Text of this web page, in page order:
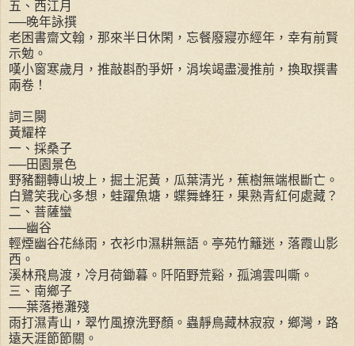
五、西江月
──晚年詠撰
老困書齋文翰，那來半日休閑，忘餐廢寢亦經年，幸有前賢
示勉。
嘆小窗寒歲月，推敲斟酌爭妍，涓埃竭盡漫推前，換取撰書
兩卷！
詞三闋
黃耀梓
一、採桑子
──田園景色
野豬翻轉山坡上，掘土泥黃，瓜葉清光，蕉樹無端根斷亡。
白鷺笑我心多想，蛙躍魚塘，蝶舞蜂狂，果熟青紅何處藏？
二、萻薩蠻
──幽谷
輕煙幽谷花絲雨，衣衫巾濕耕無語。亭苑竹籬迷，落霞山影
西。
溪林飛鳥渡，冷月荷鋤暮。阡陌野荒谿，孤鴻雲叫嘶。
三、南鄉子
──葉落捲灘殘
雨打濕青山，翠竹風撩洗野顏。蟲靜鳥藏林寂寂，鄉灣，路
遠天涯節節關。